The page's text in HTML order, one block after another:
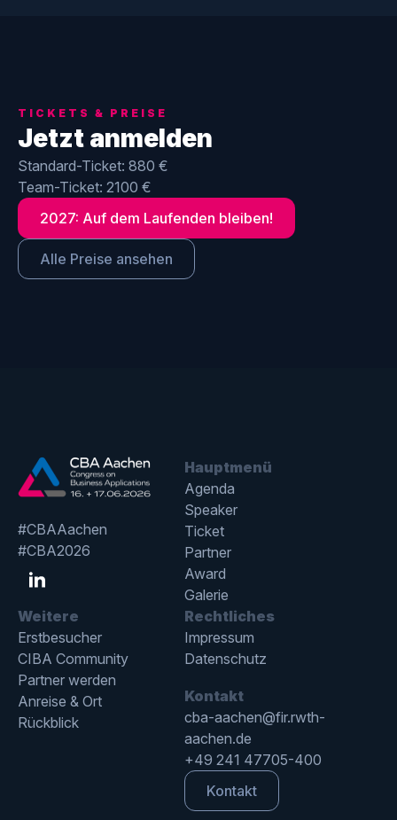
TICKETS & PREISE
Jetzt anmelden
Standard-Ticket: 880 €
Team-Ticket: 2100 €
2027: Auf dem Laufenden bleiben!
Alle Preise ansehen
#CBAAachen
#CBA2026
Hauptmenü
Agenda
Speaker
Ticket
Partner
Award
Galerie
Weitere
Erstbesucher
CIBA Community
Partner werden
Anreise & Ort
Rückblick
Rechtliches
Impressum
Datenschutz
Kontakt
cba-aachen@fir.rwth-
aachen.de
+49 241 47705-400
Kontakt